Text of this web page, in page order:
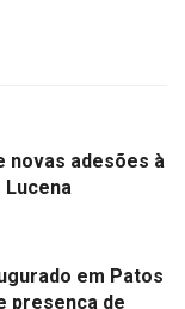
novas adesões à
Lucena
em Patos
presença de